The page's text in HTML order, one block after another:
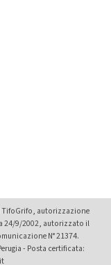
TifoGrifo, autorizzazione
24/9/2002, autorizzato il
N° 21374.
- Posta certificata: